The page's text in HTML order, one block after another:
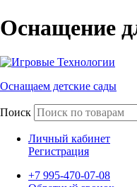
Оснащение
Оснащаем детские сады
Поиск
Личный кабинет
Регистрация
+7 995-470-07-08